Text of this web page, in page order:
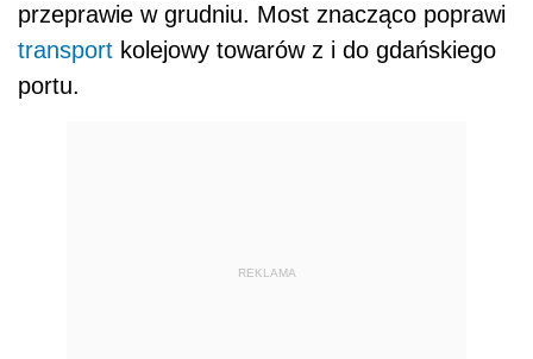
przeprawie w grudniu. Most znacząco poprawi
transport kolejowy towarów z i do gdańskiego
portu.
REKLAMA